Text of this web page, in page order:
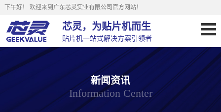
下午好！ 欢迎来到广东芯灵实业有限公司官方网站！
芯灵，为贴片机而生
贴片机一站式解决方案引领者
新闻资讯
Information Center